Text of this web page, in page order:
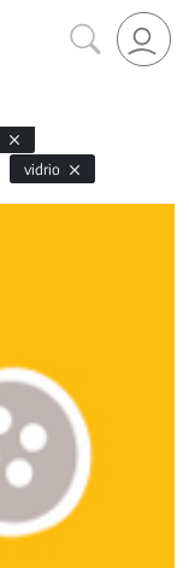
vidrio